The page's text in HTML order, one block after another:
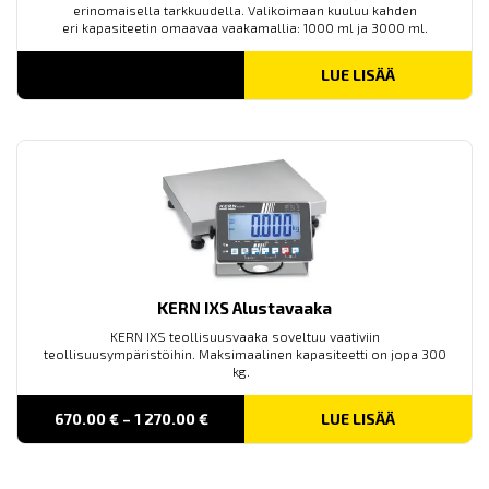
erinomaisella tarkkuudella. Valikoimaan kuuluu kahden
eri kapasiteetin omaavaa vaakamallia: 1000 ml ja 3000 ml.
LUE LISÄÄ
KERN IXS Alustavaaka
KERN IXS teollisuusvaaka soveltuu vaativiin
teollisuusympäristöihin. Maksimaalinen kapasiteetti on jopa 300
kg.
670.00€ – 1 270.00€PRICE
670.00 €
LUE LISÄÄ